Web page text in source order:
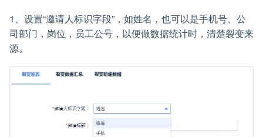
1、设置“邀请人标识字段”，如姓名，也可以是手机号、公
司部门，岗位，员工公号，以便做数据统计时，清楚裂变来
源。